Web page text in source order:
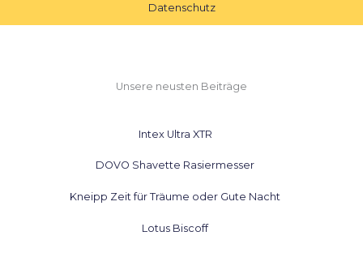
Datenschutz
Unsere neusten Beiträge
Intex Ultra XTR
DOVO Shavette Rasiermesser
Kneipp Zeit für Träume oder Gute Nacht
Lotus Biscoff